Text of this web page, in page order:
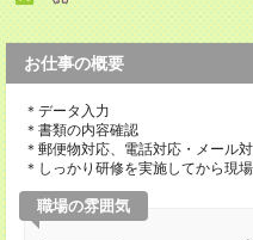
お仕事の概要
＊データ入力
＊書類の内容確認
＊郵便物対応、電話対応・メール
＊しっかり研修を実施してから現
職場の雰囲気